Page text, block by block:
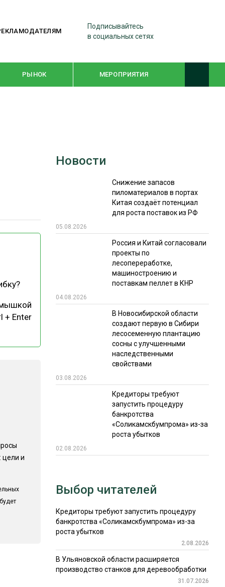
Подписывайтесь
в социальных сетях
РЫНОК МЕРОПРИЯТИЯ
WOODEX-2021
СУШКА ДРЕВЕСИНЫ
ИТОГИ МЕРОПРИЯТИЙ
+ Enter
цели и
Новости
Снижение запасов
пиломатериалов в портах
Китая создаёт потенциал
для роста поставок из РФ
05.08.2026
Россия и Китай согласовали
проекты по
лесопереработке,
машиностроению и
поставкам пеллет в КНР
04.08.2026
В Новосибирской области
создают первую в Сибири
лесосеменную плантацию
сосны с улучшенными
наследственными
свойствами
03.08.2026
Кредиторы требуют
запустить процедуру
банкротства
«Соликамскбумпрома» из-за
роста убытков
02.08.2026
Выбор читателей
Кредиторы требуют запустить процедуру
банкротства «Соликамскбумпрома» из-за
роста убытков
2.08.2026
В Ульяновской области расширяется
производство станков для деревообработки
31.07.2026